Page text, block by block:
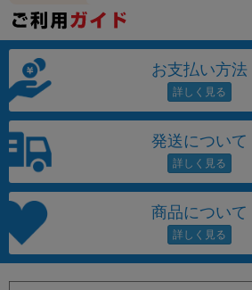
お支払い方法
発送について
商品について